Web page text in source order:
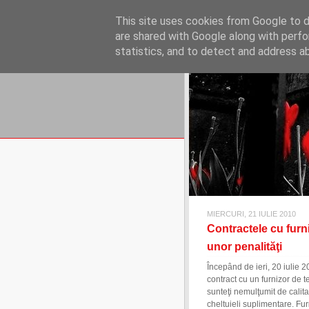
REFLECŢII
blog de reflecţii, informaţii şi
MIERCURI, 21 IULIE 2010
Contractele cu
unor penalităţi
Începând de ieri, 20 iulie
contract cu un furnizor de
sunteţi nemulţumit de
cheltuieli suplimentare.
This site uses cookies from Google to
are shared with Google along with
statistics, and to detect and address